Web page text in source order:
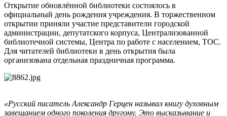
Открытие обновлённой библиотеки состоялось в
официальный день рождения учреждения. В торжественном
открытии приняли участие представители городской
администрации, депутатского корпуса, Централизованной
библиотечной системы, Центра по работе с населением, ТОС.
Для читателей библиотеки в день открытия была
организована отдельная праздничная программа.
«Русский писатель Александр Герцен называл книгу духовным
завещанием одного поколения другому. Это высказывание и